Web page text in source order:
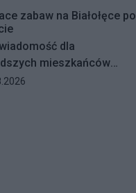
się okazały dąb
głosy mieszkańców.
zabaw na Białołęce po
dla
mieszkańców
i ich rodziców.
artykułu: